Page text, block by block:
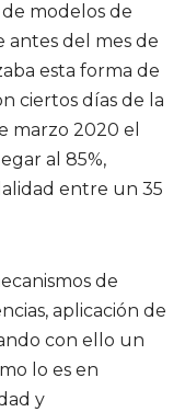
modelos de
del mes de
esta forma de
ciertos días de la
marzo 2020 el
al 85%,
entre un 35
de
aplicación de
con ello un
lo es en
y